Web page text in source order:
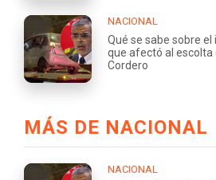
NACIONAL
Qué se sabe sobre
que afectó al escolta
Cordero
MÁS DE NACIONAL
NACIONAL